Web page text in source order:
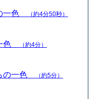
一色 （約4分50秒）
色 （約4分）
の一色 （約5分）